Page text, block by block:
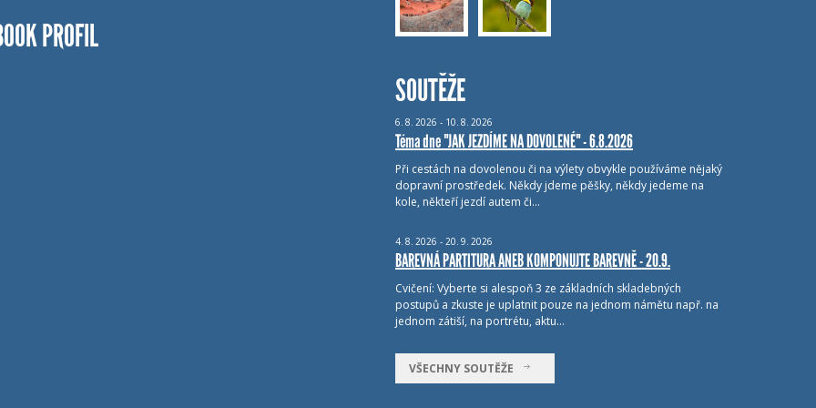
PROFIL
SOUTĚŽE
6. 8. 2026 - 10. 8. 2026
Téma dne "JAK JEZDÍME NA DOVOLENÉ" - 6.8.2026
Při cestách na dovolenou či na výlety obvykle používáme nějaký
dopravní prostředek. Někdy jdeme pěšky, někdy jedeme na
kole, někteří jezdí autem či…
4. 8. 2026 - 20. 9. 2026
BAREVNÁ PARTITURA ANEB KOMPONUJTE BAREVNĚ - 20.9.
Cvičení: Vyberte si alespoň 3 ze základních skladebných
postupů a zkuste je uplatnit pouze na jednom námětu např. na
jednom zátiší, na portrétu, aktu…
VŠECHNY SOUTĚŽE